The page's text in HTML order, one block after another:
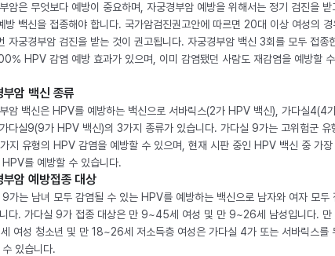
암은 무엇보다 예방이 중요하며, 자궁경부암 예방을 위해서는 정기 검진을 받
방 백신을 접종해야 합니다. 국가암검진권고안에 따르면 20대 이상 여성의
자궁경부암 검진을 받는 것이 권고됩니다. 자궁경부암 백신 3회를 모두 접종
HPV 감염 예방 효과가 있으며, 이미 감염됐던 사람도 재감염을 예방할
부암 백신 종류
암 백신은 HPV를 예방하는 백신으로 서바릭스(2가 HPV 백신), 가다실4(4
다실9(9가 HPV 백신)의 3가지 종류가 있습니다. 가다실 9가는 고위험군 유
지 유형의 HPV 감염을 예방할 수 있으며, 현재 시판 중인 HPV 백신 중 가장
HPV를 예방할 수 있습니다.
부암 예방접종 대상
9가는 남녀 모두 감염될 수 있는 HPV를 예방하는 백신으로 남자와 여자 모두
다. 가다실 9가 접종 대상은 만 9~45세 여성 및 만 9~26세 남성입니다. 만
여성 청소년 및 만 18~26세 저소득층 여성은 가다실 4가 또는 서바릭스를
수 있습니다.